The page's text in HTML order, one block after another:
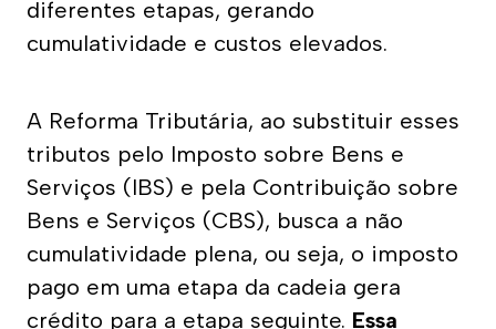
diferentes etapas, gerando
cumulatividade e custos elevados.
A Reforma Tributária, ao substituir esses
tributos pelo Imposto sobre Bens e
Serviços (IBS) e pela Contribuição sobre
Bens e Serviços (CBS), busca a não
cumulatividade plena, ou seja, o imposto
pago em uma etapa da cadeia gera
crédito para a etapa seguinte. Essa